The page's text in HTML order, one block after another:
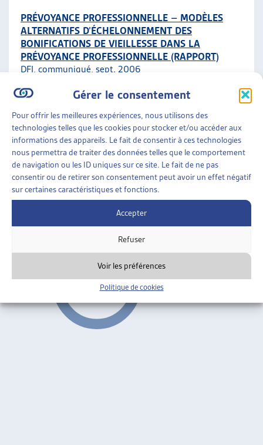
Gérer le consentement
Pour offrir les meilleures expériences, nous utilisons des
technologies telles que les cookies pour stocker et/ou accéder aux
informations des appareils. Le fait de consentir à ces technologies
nous permettra de traiter des données telles que le comportement
de navigation ou les ID uniques sur ce site. Le fait de ne pas
consentir ou de retirer son consentement peut avoir un effet négatif
sur certaines caractéristiques et fonctions.
Accepter
Refuser
Voir les préférences
Politique de cookies
PRÉVOYANCE PROFESSIONNELLE – MODÈLES
ALTERNATIFS D’ÉCHELONNEMENT DES
BONIFICATIONS DE VIEILLESSE DANS LA
PRÉVOYANCE PROFESSIONNELLE (RAPPORT)
DFI, communiqué, sept. 2006
Aspects spécifiques
ASSURANCES SOCIALES»LA PRÉVOYANCE
PROFESSIONNELLE (LPP)»ASPECTS SPÉCIFIQUES
LE CONSEIL FÉDÉRAL S’EXPRIME CONTRE LE
LIBRE CHOIX DE LA CAISSE DE PENSIONS
DFI, communiqué, mars 2006
Aspects spécifiques